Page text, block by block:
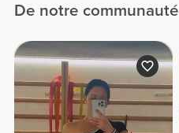
De notre communauté